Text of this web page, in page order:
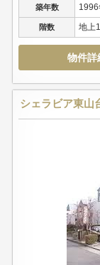
築年数 1996
階数 地上
物件詳
シェラビア東山